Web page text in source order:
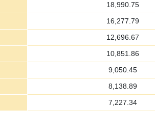
18,990.75
16,277.79
12,696.67
10,851.86
9,050.45
8,138.89
7,227.34